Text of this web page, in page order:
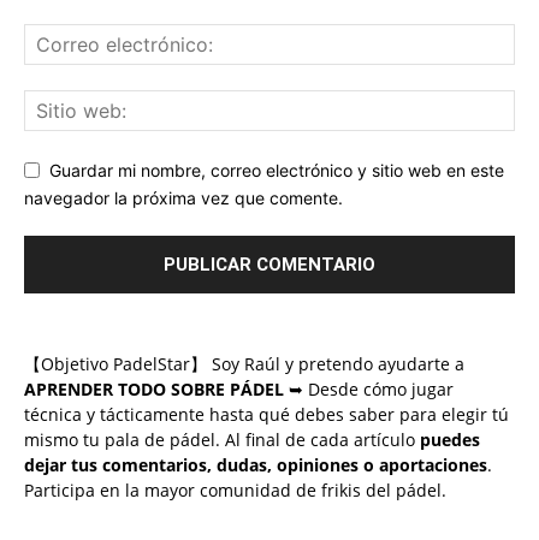
Guardar mi nombre, correo electrónico y sitio web en este
navegador la próxima vez que comente.
【Objetivo PadelStar】 Soy Raúl y pretendo ayudarte a
APRENDER TODO SOBRE PÁDEL ➥ Desde cómo jugar
técnica y tácticamente hasta qué debes saber para elegir tú
mismo tu pala de pádel. Al final de cada artículo puedes
dejar tus comentarios, dudas, opiniones o aportaciones.
Participa en la mayor comunidad de frikis del pádel.